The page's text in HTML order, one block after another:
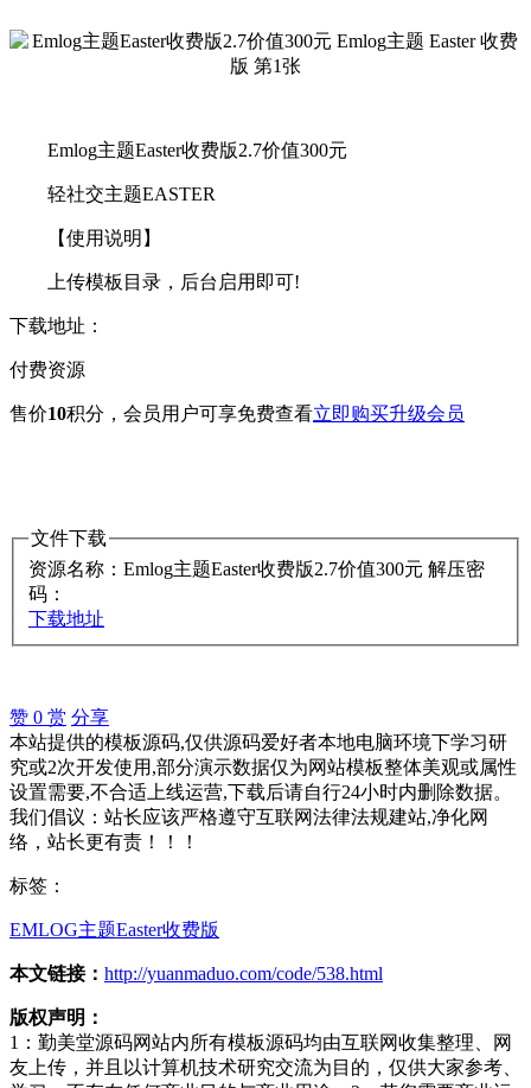
Emlog主题Easter收费版2.7价值300元
轻社交主题EASTER
【使用说明】
上传模板目录，后台启用即可!
下载地址：
付费资源
售价10积分 ，会员用户可享免费查看立即购买升级会员
文件下载
资源名称：Emlog主题Easter收费版2.7价值300元 解压密
码：
下载地址
赞 0 赏 分享
本站提供的模板源码,仅供源码爱好者本地电脑环境下学习研
究或2次开发使用,部分演示数据仅为网站模板整体美观或属性
设置需要,不合适上线运营,下载后请自行24小时内删除数据。
我们倡议：站长应该严格遵守互联网法律法规建站,净化网
络，站长更有责！！！
标签：
EMLOG主题Easter收费版
本文链接： http://yuanmaduo.com/code/538.html
版权声明：
1：勤美堂源码网站内所有模板源码均由互联网收集整理、网
友上传，并且以计算机技术研究交流为目的，仅供大家参考、